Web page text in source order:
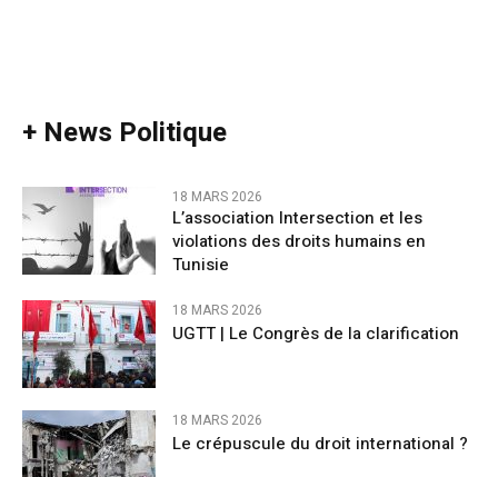
+ News Politique
18 MARS 2026
L’association Intersection et les
violations des droits humains en
Tunisie
18 MARS 2026
UGTT | Le Congrès de la clarification
18 MARS 2026
Le crépuscule du droit international ?